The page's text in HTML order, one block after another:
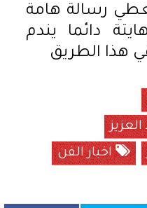
رسالة هامة
دائما يندم
هذا الطريق
اخبار الفن